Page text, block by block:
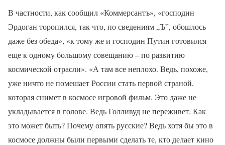
В частности, как сообщил «Коммерсантъ», «господин
Эрдоган торопился, так что, по сведениям „Ъ”, обошлось
даже без обеда», «к тому же и господин Путин готовился
еще к одному большому совещанию – по развитию
космической отрасли». «А там все неплохо. Ведь, похоже,
уже ничто не помешает России стать первой страной,
которая снимет в космосе игровой фильм. Это даже не
укладывается в голове. Ведь Голливуд не переживет. Как
это может быть? Почему опять русские? Ведь хотя бы это в
космосе должны были первыми сделать те, кто делает кино